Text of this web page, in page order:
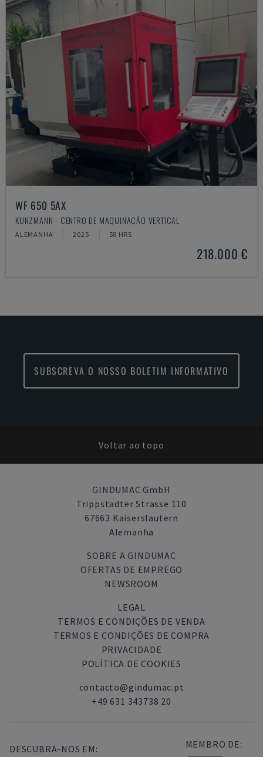
WF 650 5AX
KUNZMANN - CENTRO DE MAQUINAÇÃO VERTICAL
ALEMANHA 2025 58 HRS
218.000 €
SUBSCREVA O NOSSO BOLETIM INFORMATIVO
Voltar ao topo
GINDUMAC GmbH
Trippstadter Strasse 110
67663 Kaiserslautern
Alemanha
SOBRE A GINDUMAC
OFERTAS DE EMPREGO
NEWSROOM
LEGAL
TERMOS E CONDIÇÕES DE VENDA
TERMOS E CONDIÇÕES DE COMPRA
PRIVACIDADE
POLÍTICA DE COOKIES
contacto@gindumac.pt
+49 631 343738 20
DESCUBRA-NOS EM: MEMBRO DE: